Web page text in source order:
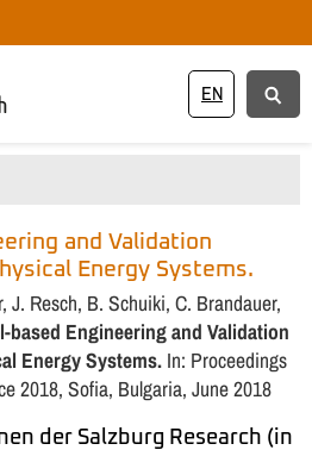
EN
and Validation
Energy Systems.
J. Resch, B. Schuiki, C. Brandauer,
based Engineering and Validation
Energy Systems. In: Proceedings
2018, Sofia, Bulgaria, June 2018
der Salzburg Research (in